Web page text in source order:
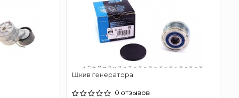
Шкив генератора
0 отзывов